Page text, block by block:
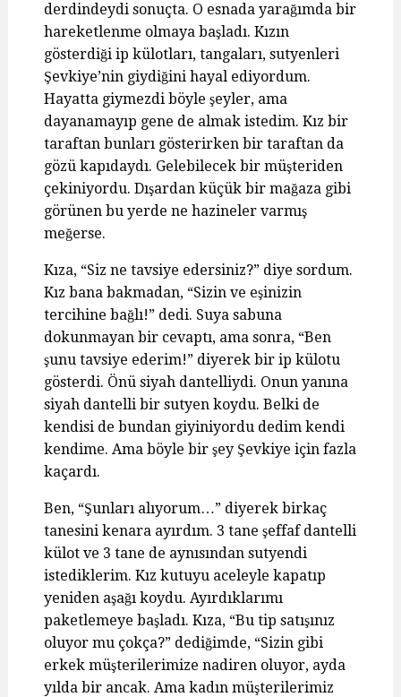
derdindeydi sonuçta. O esnada yarağımda bir
hareketlenme olmaya başladı. Kızın
gösterdiği ip külotları, tangaları, sutyenleri
Şevkiye’nin giydiğini hayal ediyordum.
Hayatta giymezdi böyle şeyler, ama
dayanamayıp gene de almak istedim. Kız bir
taraftan bunları gösterirken bir taraftan da
gözü kapıdaydı. Gelebilecek bir müşteriden
çekiniyordu. Dışardan küçük bir mağaza gibi
görünen bu yerde ne hazineler varmış
meğerse.
Kıza, “Siz ne tavsiye edersiniz?” diye sordum.
Kız bana bakmadan, “Sizin ve eşinizin
tercihine bağlı!” dedi. Suya sabuna
dokunmayan bir cevaptı, ama sonra, “Ben
şunu tavsiye ederim!” diyerek bir ip külotu
gösterdi. Önü siyah dantelliydi. Onun yanına
siyah dantelli bir sutyen koydu. Belki de
kendisi de bundan giyiniyordu dedim kendi
kendime. Ama böyle bir şey Şevkiye için fazla
kaçardı.
Ben, “Şunları alıyorum…” diyerek birkaç
tanesini kenara ayırdım. 3 tane şeffaf dantelli
külot ve 3 tane de aynısından sutyendi
istediklerim. Kız kutuyu aceleyle kapatıp
yeniden aşağı koydu. Ayırdıklarımı
paketlemeye başladı. Kıza, “Bu tip satışınız
oluyor mu çokça?” dediğimde, “Sizin gibi
erkek müşterilerimize nadiren oluyor, ayda
yılda bir ancak. Ama kadın müşterilerimiz